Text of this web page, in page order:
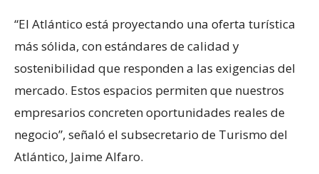
“El Atlántico está proyectando una oferta turística
más sólida, con estándares de calidad y
sostenibilidad que responden a las exigencias del
mercado. Estos espacios permiten que nuestros
empresarios concreten oportunidades reales de
negocio”, señaló el subsecretario de Turismo del
Atlántico, Jaime Alfaro.